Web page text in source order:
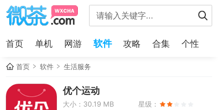
首页 单机 网游 软件 攻略 合集 个性
首页 软件 生活服务
优个运动
大小：30.19 MB
星级：